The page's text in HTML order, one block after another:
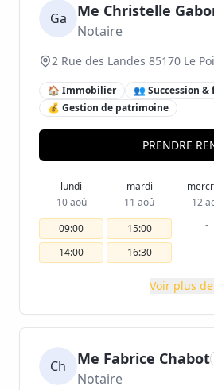
Ga Me Christelle
Notaire
2 Rue des Landes 85170 Le
🏠 Immobilier 👥 Succession
💰 Gestion de patrimoine
PRENDRE
lundi
10 aoû
09:00
14:00
mardi
11 aoû
15:00
16:30
12
-
Voir plus
Ch Me Fabrice Chabot
Notaire